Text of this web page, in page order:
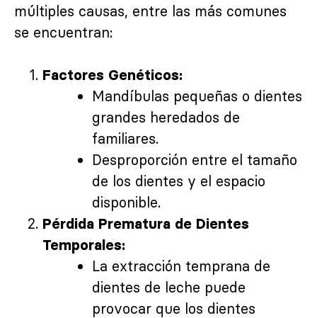
múltiples causas, entre las más comunes
se encuentran:
Factores Genéticos:
Mandíbulas pequeñas o dientes
grandes heredados de
familiares.
Desproporción entre el tamaño
de los dientes y el espacio
disponible.
Pérdida Prematura de Dientes
Temporales:
La extracción temprana de
dientes de leche puede
provocar que los dientes